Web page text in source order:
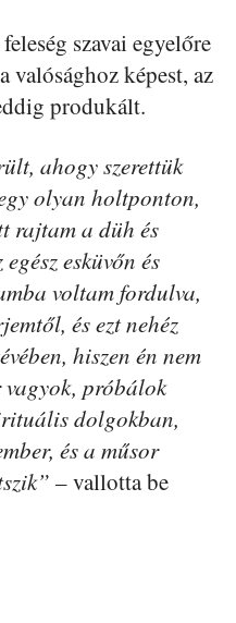
szavai egyelőre
valósághoz képest, az
produkált.
ahogy szerettük
olyan holtponton,
rajtam a düh és
esküvőn és
voltam fordulva,
és ezt nehéz
hiszen én nem
vagyok, próbálok
dolgokban,
és a műsor
– vallotta be